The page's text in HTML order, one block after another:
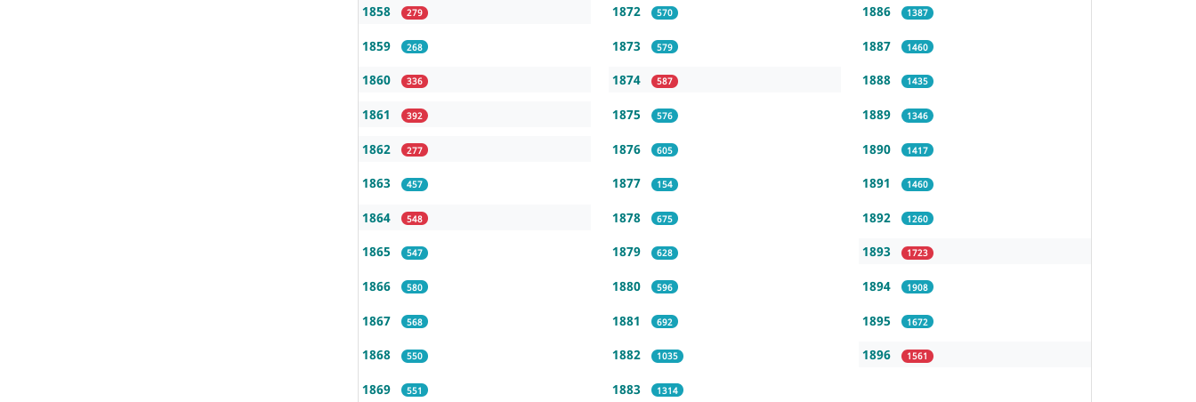
1858 279
1859 268
1860 336
1861 392
1862 277
1863 457
1864 548
1865 547
1866 580
1867 568
1868 550
1869 551
1872 570
1873 579
1874 587
1875 576
1876 605
1877 154
1878 675
1879 628
1880 596
1881 692
1882 1035
1883 1314
1886 1387
1887 1460
1888 1435
1889 1346
1890 1417
1891 1460
1892 1260
1893 1723
1894 1908
1895 1672
1896 1561